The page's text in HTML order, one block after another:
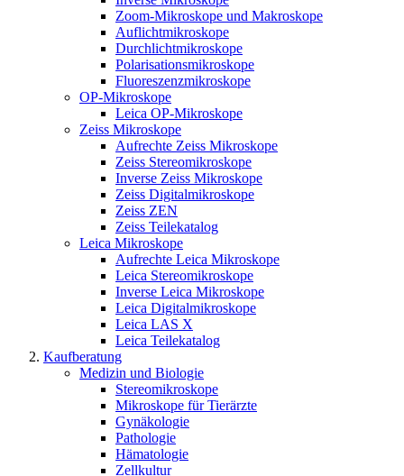
Zoom-Mikroskope und Makroskope
Auflichtmikroskope
Durchlichtmikroskope
Polarisationsmikroskope
Fluoreszenzmikroskope
OP-Mikroskope
Leica OP-Mikroskope
Zeiss Mikroskope
Aufrechte Zeiss Mikroskope
Zeiss Stereomikroskope
Inverse Zeiss Mikroskope
Zeiss Digitalmikroskope
Zeiss ZEN
Zeiss Teilekatalog
Leica Mikroskope
Aufrechte Leica Mikroskope
Leica Stereomikroskope
Inverse Leica Mikroskope
Leica Digitalmikroskope
Leica LAS X
Leica Teilekatalog
Kaufberatung
Medizin und Biologie
Stereomikroskope
Mikroskope für Tierärzte
Gynäkologie
Pathologie
Hämatologie
Zellkultur